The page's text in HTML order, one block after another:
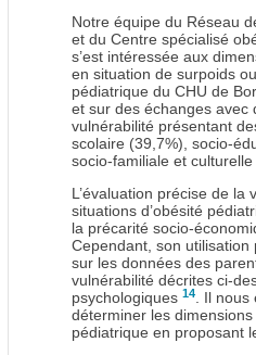
Notre équipe du Réseau
et du Centre spécialisé
s’est intéressée aux
en situation de surpoids
pédiatrique du CHU de
et sur des échanges avec
vulnérabilité présentant
scolaire (39,7%), socio-
socio-familiale et
L’évaluation précise de
situations d’obésité
la précarité socio-
Cependant, son utilisation
sur les données des
vulnérabilité décrites ci-
psychologiques 14
. Il
déterminer les
pédiatrique en proposant